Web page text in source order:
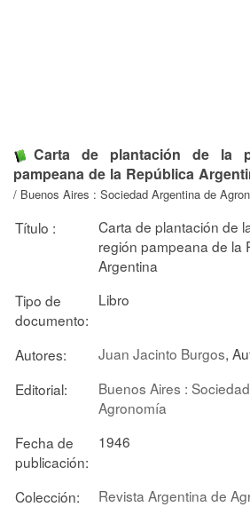
Carta de plantación de la
pampeana de la República
/ Buenos Aires : Sociedad Argentina de
Título :
Carta de plantación de
región pampeana de la
Argentina
Tipo de
documento:
Libro
Autores: Juan Jacinto Burgos,
Editorial:
Buenos Aires :
Agronomía
Fecha de
publicación:
1946
Colección:
Revista Argentina de